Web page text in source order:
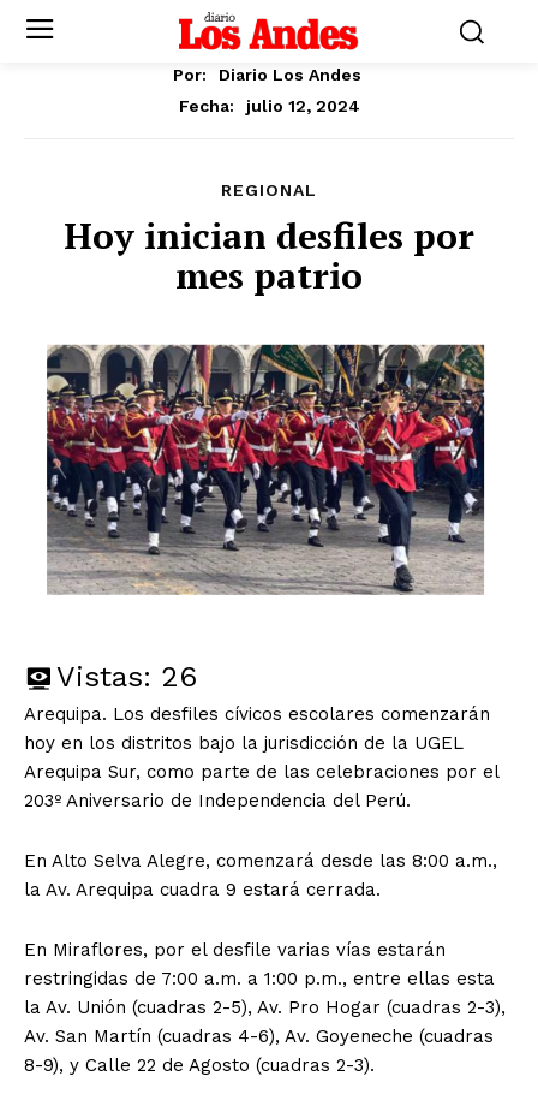
Por:
Diario Los Andes
Fecha:
julio 12, 2024
REGIONAL
Hoy inician desfiles por
mes patrio
Vistas: 26
Arequipa. Los desfiles cívicos escolares comenzarán
hoy en los distritos bajo la jurisdicción de la UGEL
Arequipa Sur, como parte de las celebraciones por el
203º Aniversario de Independencia del Perú.
En Alto Selva Alegre, comenzará desde las 8:00 a.m.,
la Av. Arequipa cuadra 9 estará cerrada.
En Miraflores, por el desfile varias vías estarán
restringidas de 7:00 a.m. a 1:00 p.m., entre ellas esta
la Av. Unión (cuadras 2-5), Av. Pro Hogar (cuadras 2-3),
Av. San Martín (cuadras 4-6), Av. Goyeneche (cuadras
8-9), y Calle 22 de Agosto (cuadras 2-3).